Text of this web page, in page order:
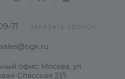
71 ЗАКАЗАТЬ ЗВОНОК
sales@tigk.ru
офис: Москва, ул.
Спасская 21/1